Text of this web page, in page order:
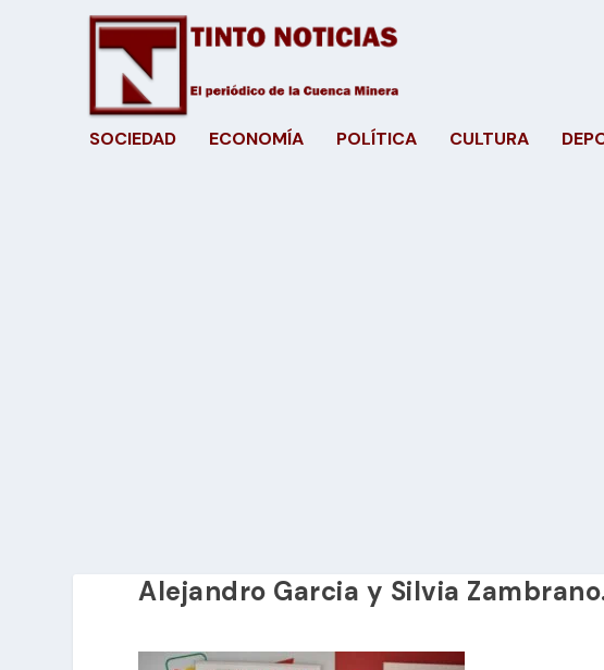
SOCIEDAD ECONOMÍA POLÍTICA CULTURA
Alejandro Garcia y Silvia